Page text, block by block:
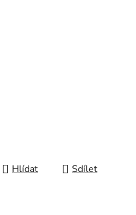
Hlídat Sdílet